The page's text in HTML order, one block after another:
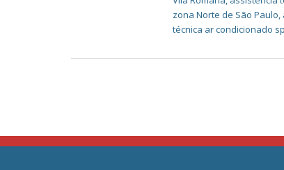
zona Norte de São Paulo,
técnica ar condicionado